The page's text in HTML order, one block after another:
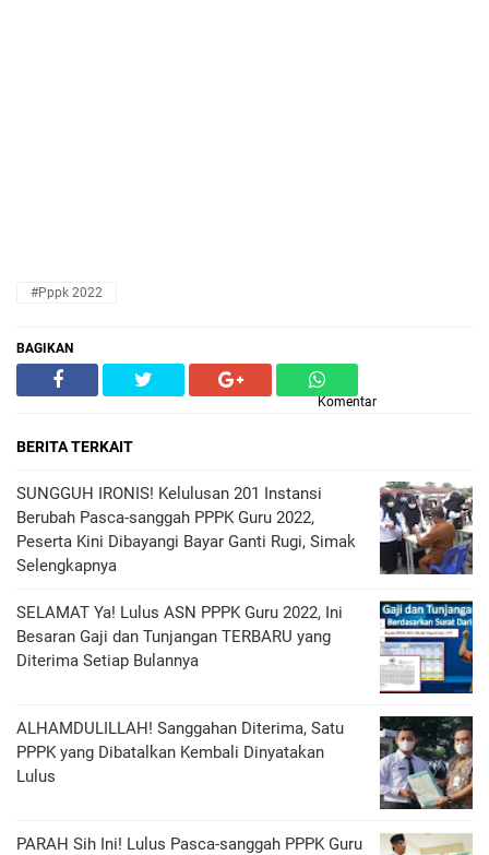
#pppk 2022
BAGIKAN
Komentar
BERITA TERKAIT
SUNGGUH IRONIS! Kelulusan 201 Instansi
Berubah Pasca-sanggah PPPK Guru 2022,
Peserta Kini Dibayangi Bayar Ganti Rugi, Simak
Selengkapnya
SELAMAT Ya! Lulus ASN PPPK Guru 2022, Ini
Besaran Gaji dan Tunjangan TERBARU yang
Diterima Setiap Bulannya
ALHAMDULILLAH! Sanggahan Diterima, Satu
PPPK yang Dibatalkan Kembali Dinyatakan
Lulus
PARAH Sih Ini! Lulus Pasca-sanggah PPPK Guru